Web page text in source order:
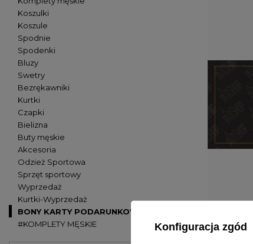
Koszulki
Koszule
Spodnie
Spodenki
Bluzy
Swetry
Bezrękawniki
Kurtki
Czapki
Bielizna
Buty męskie
Akcesoria
Odzież Sportowa
Sprzęt sportowy
Wyprzedaż
Kurtki-Wyprzedaż
BONY KARTY PODARUNKOWE
#KOMPLETY MĘSKIE
Konfiguracja zgód